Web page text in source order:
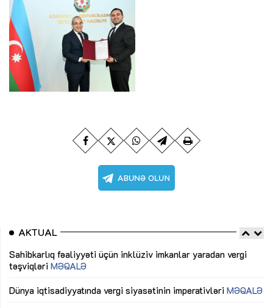
AKTUAL
Sahibkarlıq fəaliyyəti üçün inklüziv imkanlar yaradan vergi
təşviqləri MƏQALƏ
Dünya iqtisadiyyatında vergi siyasətinin imperativləri MƏQALƏ